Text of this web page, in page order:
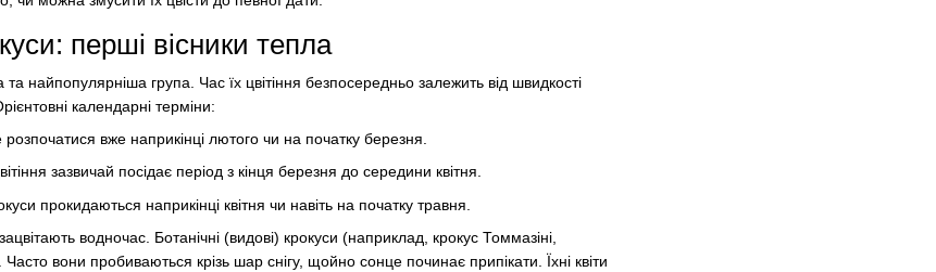
перші вісники тепла
найпопулярніша група. Час їх цвітіння безпосередньо залежить від швидкості
календарні терміни:
розпочатися вже наприкінці лютого чи на початку березня.
зазвичай посідає період з кінця березня до середини квітня.
прокидаються наприкінці квітня чи навіть на початку травня.
водночас. Ботанічні (видові) крокуси (наприклад, крокус Томмазіні,
вони пробиваються крізь шар снігу, щойно сонце починає припікати. Їхні квіти